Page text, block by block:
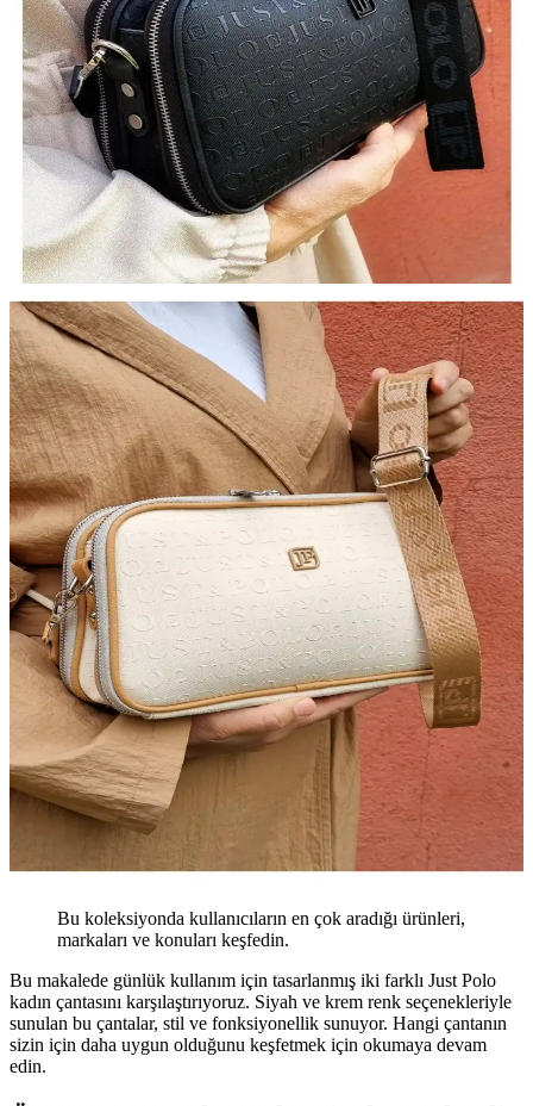
Bu koleksiyonda kullanıcıların en çok aradığı ürünleri,
markaları ve konuları keşfedin.
Bu makalede günlük kullanım için tasarlanmış iki farklı Just Polo
kadın çantasını karşılaştırıyoruz. Siyah ve krem renk seçenekleriyle
sunulan bu çantalar, stil ve fonksiyonellik sunuyor. Hangi çantanın
sizin için daha uygun olduğunu keşfetmek için okumaya devam
edin.